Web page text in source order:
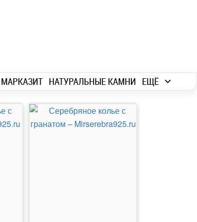
МАРКАЗИТ НАТУРАЛЬНЫЕ КАМНИ ЕЩЁ